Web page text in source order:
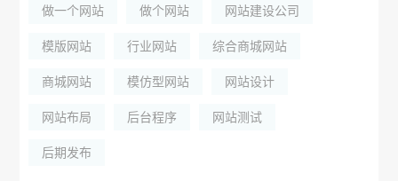
做一个网站 做个网站 网站建设公司
模版网站 行业网站 综合商城网站
商城网站 模仿型网站 网站设计
网站布局 后台程序 网站测试
后期发布